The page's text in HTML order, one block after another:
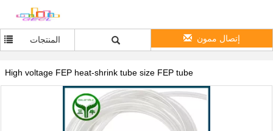
المنتجات إتصال ممون
High voltage FEP heat-shrink tube size FEP tube